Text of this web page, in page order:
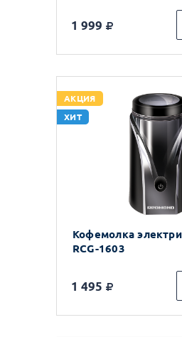
1 999
АКЦИЯ
ХИТ
Кофемолка
RCG-1603
1 495